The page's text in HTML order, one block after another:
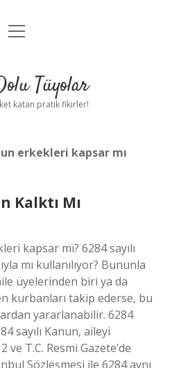
Anasayfa
Uyarı
menüyü
Tüyolar
katan pratik fikirler!
erkekleri kapsar mı
Kalktı Mı
kapsar mı? 6284 sayılı
mı kullanılıyor? Bununla
üyelerinden biri ya da
kurbanları takip ederse, bu
yararlanabilir. 6284
sayılı Kanun, aileyi
T.C. Resmi Gazete’de
Sözleşmesi ile 6284 aynı